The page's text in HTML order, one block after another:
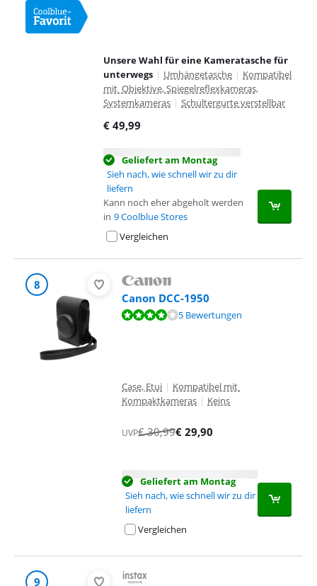
Unsere Wahl für eine Kameratasche für
unterwegs | Umhängetasche | Kompatibel
mit Objektive, Spiegelreflexkameras,
Systemkameras | Schultergurte verstellbar
€ 49,99
Geliefert am Montag
Sieh nach, wie schnell wir zu dir
liefern
Kann noch eher abgeholt werden
in 9 Coolblue Stores
Vergleichen
8
Canon DCC-1950
Bewertet mit 8,4 von 10, basierend auf 5 Bewertungen.
5 Bewertungen
Case, Etui | Kompatibel mit
Kompaktkameras | Keins
UVP€30,99€ 29,90
Geliefert am Montag
Sieh nach, wie schnell wir zu dir
liefern
Vergleichen
9